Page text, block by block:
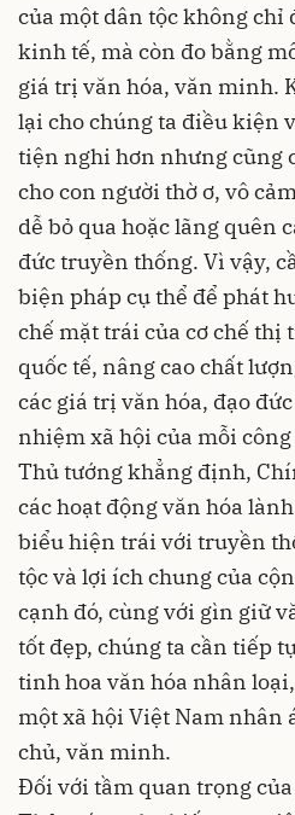
của một dân tộc không chỉ
kinh tế, mà còn đo bằng
giá trị văn hóa, văn minh.
lại cho chúng ta điều kiện
tiện nghi hơn nhưng cũng
cho con người thờ ơ, vô
dễ bỏ qua hoặc lãng quên
đức truyền thống. Vì vậy,
biện pháp cụ thể để phát
chế mặt trái của cơ chế thị
quốc tế, nâng cao chất
các giá trị văn hóa, đạo
nhiệm xã hội của mỗi
Thủ tướng khẳng định,
các hoạt động văn hóa
biểu hiện trái với truyền
tộc và lợi ích chung của
cạnh đó, cùng với gìn giữ
tốt đẹp, chúng ta cần tiếp
tinh hoa văn hóa nhân
một xã hội Việt Nam nhân
chủ, văn minh.
Đối với tầm quan trọng